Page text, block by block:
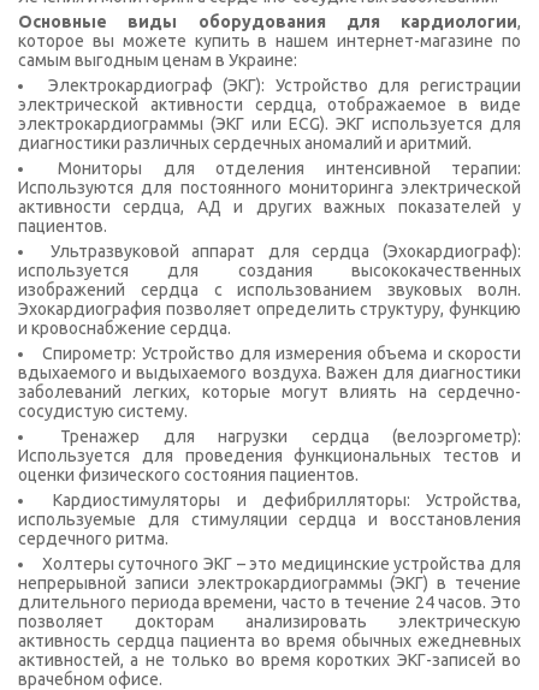
Основные виды оборудования для кардиологии,
которое вы можете купить в нашем интернет-магазине по
самым выгодным ценам в Украине:
Электрокардиограф (ЭКГ): Устройство для регистрации
электрической активности сердца, отображаемое в виде
электрокардиограммы (ЭКГ или ECG). ЭКГ используется для
диагностики различных сердечных аномалий и аритмий.
Мониторы для отделения интенсивной терапии:
Используются для постоянного мониторинга электрической
активности сердца, АД и других важных показателей у
пациентов.
Ультразвуковой аппарат для сердца (Эхокардиограф):
используется для создания высококачественных
изображений сердца с использованием звуковых волн.
Эхокардиография позволяет определить структуру, функцию
и кровоснабжение сердца.
Спирометр: Устройство для измерения объема и скорости
вдыхаемого и выдыхаемого воздуха. Важен для диагностики
заболеваний легких, которые могут влиять на сердечно-
сосудистую систему.
Тренажер для нагрузки сердца (велоэргометр):
Используется для проведения функциональных тестов и
оценки физического состояния пациентов.
Кардиостимуляторы и дефибрилляторы: Устройства,
используемые для стимуляции сердца и восстановления
сердечного ритма.
Холтеры суточного ЭКГ – это медицинские устройства для
непрерывной записи электрокардиограммы (ЭКГ) в течение
длительного периода времени, часто в течение 24 часов. Это
позволяет докторам анализировать электрическую
активность сердца пациента во время обычных ежедневных
активностей, а не только во время коротких ЭКГ-записей во
врачебном офисе.